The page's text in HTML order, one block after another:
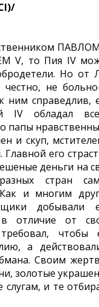
V, то Пия IV
Но от
не
ним справедлив,
IV обладал
папы
и скуп,
его
деньги на
стран
и многим
добывали
отличие от
чтобы
а
Своим
золотые
и те